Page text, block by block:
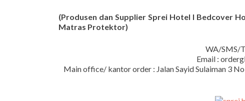
(Produsen dan Supplier Sprei Hotel I Bedcover
Matras Protektor)
WA/SMS/
Email :
Main office/ kantor order : Jalan Sayid Sulaiman 3